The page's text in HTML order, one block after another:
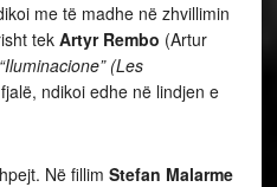
me të madhe në zhvillimin
tek Artyr Rembo (Artur
“Iluminacione” (Les
ndikoi edhe në lindjen e
Në fillim Stefan Malarme